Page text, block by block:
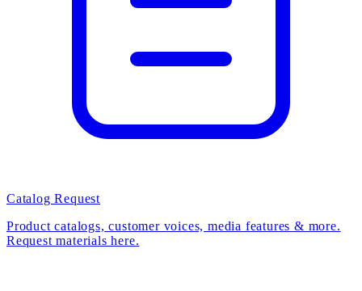
Catalog Request
Product catalogs, customer voices, media features & more.
Request materials here.